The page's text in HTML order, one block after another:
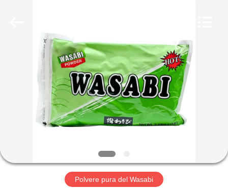
CASA.
PRODOTTI
VISITA
Polvere pura del Wasabi